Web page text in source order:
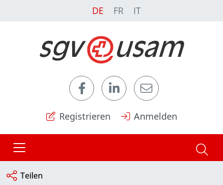
DE FR IT
Registrieren Anmelden
Teilen